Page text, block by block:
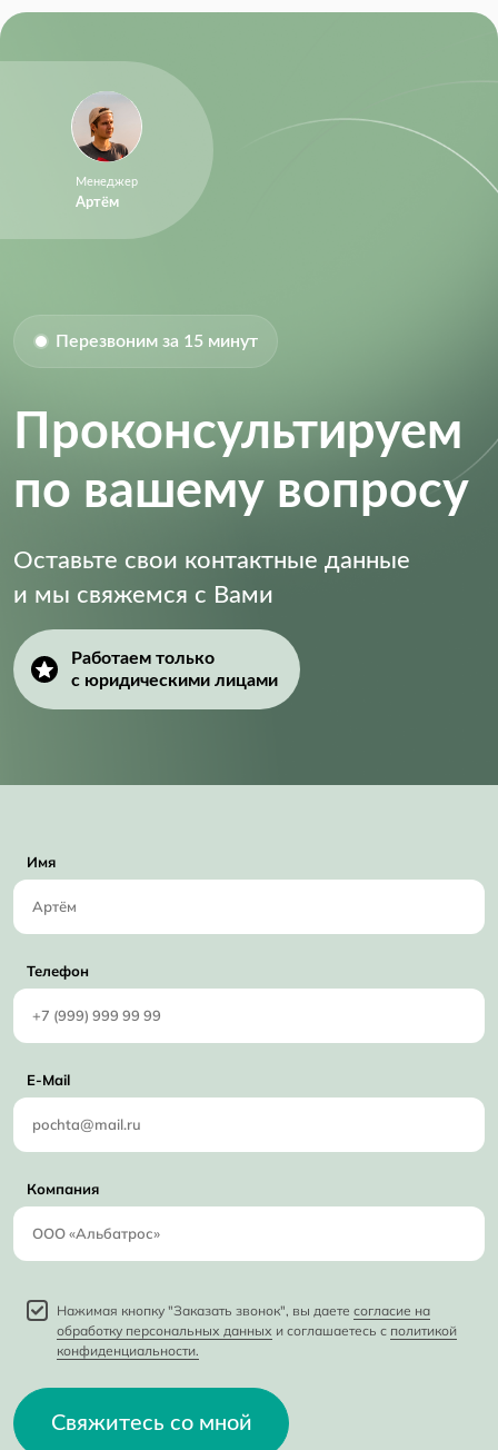
Менеджер
Артём
Перезвоним за 15 минут
Проконсультируем
по вашему вопросу
Оставьте свои контактные данные
и мы свяжемся с Вами
Работаем только
с юридическими лицами
Имя
Телефон
E-Mail
Компания
Нажимая кнопку "Заказать звонок", вы даете согласие на
обработку персональных данных и соглашаетесь с политикой
конфиденциальности.
Свяжитесь со мной